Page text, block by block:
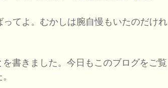
てよ。むかしは腕自慢もいたのだけれ
書きました。今日もこのブログをご覧